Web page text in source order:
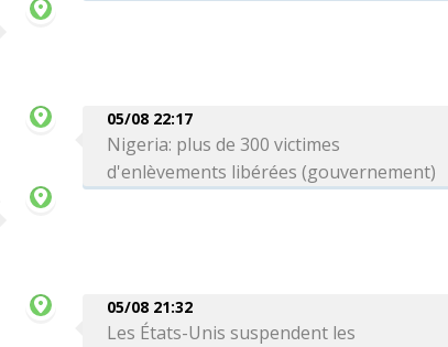
05/08 22:17
Nigeria: plus de 300 victimes
d'enlèvements libérées (gouvernement)
05/08 21:32
Les États-Unis suspendent les